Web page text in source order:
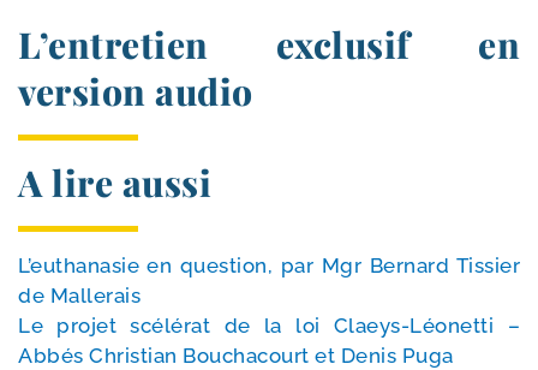
L’entretien exclusif en
version audio
A lire aussi
L’euthanasie en ques­tion, par Mgr Bernard Tissier
de Mallerais
Le pro­jet scé­lé­rat de la loi Claeys-​Léonetti –
Abbés Christian Bouchacourt et Denis Puga